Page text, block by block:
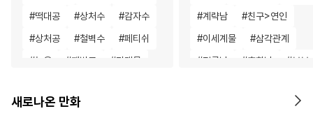
#떡대공 #상처수 #감자수
#상처공 #철벽수 #페티쉬
#능욕 #재벌공 #리맨물
#부부 #존댓말공
#계략남 #친구>연인
#이세계물 #삼각관계
#절륜남 #후회남 #부부
새로나온 만화